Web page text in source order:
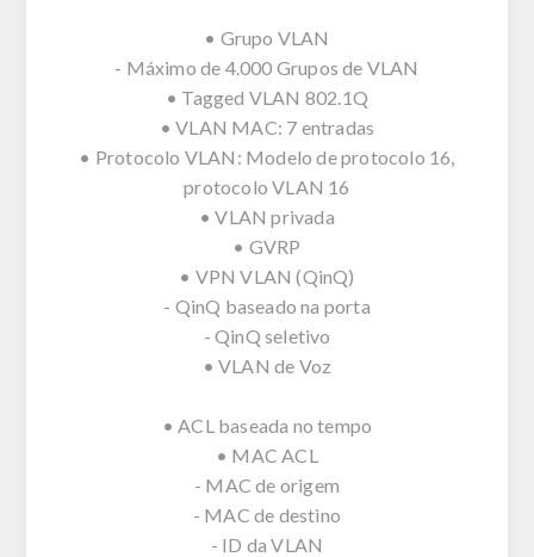
• Grupo VLAN
- Máximo de 4.000 Grupos de VLAN
• Tagged VLAN 802.1Q
• VLAN MAC: 7 entradas
• Protocolo VLAN: Modelo de protocolo 16,
protocolo VLAN 16
• VLAN privada
• GVRP
• VPN VLAN (QinQ)
- QinQ baseado na porta
- QinQ seletivo
• VLAN de Voz
• ACL baseada no tempo
• MAC ACL
- MAC de origem
- MAC de destino
- ID da VLAN